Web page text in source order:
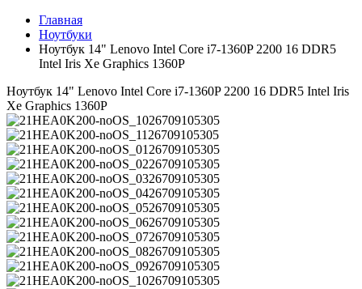
Главная
Ноутбуки
Ноутбук 14" Lenovo Intel Core i7-1360P 2200 16 DDR5
Intel Iris Xe Graphics 1360P
Ноутбук 14" Lenovo Intel Core i7-1360P 2200 16 DDR5 Intel Iris
Xe Graphics 1360P